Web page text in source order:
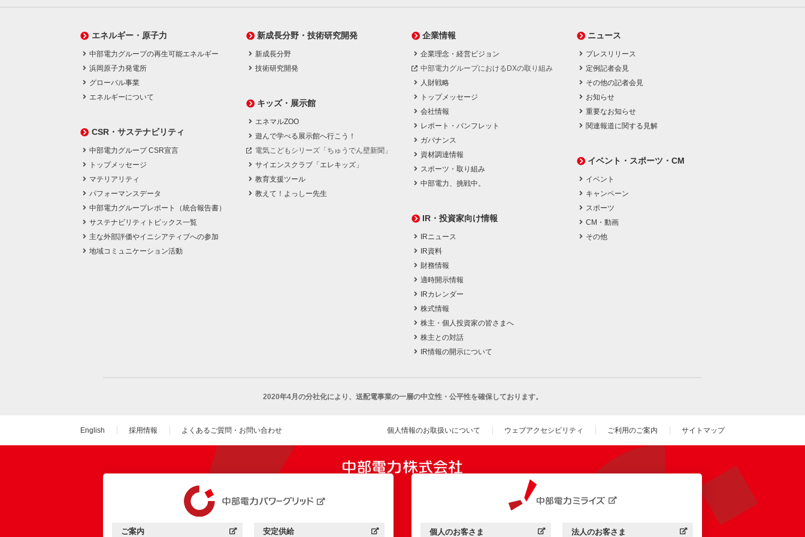
エネルギー・原子力
中部電力グループの再生可能エネルギー
浜岡原子力発電所
グローバル事業
エネルギーについて
CSR・サステナビリティ
中部電力グループ CSR宣言
トップメッセージ
マテリアリティ
パフォーマンスデータ
中部電力グループレポート（統合報告書）
サステナビリティトピックス一覧
主な外部評価やイニシアティブへの参加
地域コミュニケーション活動
新成長分野・技術研究開発
新成長分野
技術研究開発
キッズ・展示館
エネマルZOO
遊んで学べる展示館へ行こう！
電気こどもシリーズ「ちゅうでん壁新聞」
サイエンスクラブ「エレキッズ」
教育支援ツール
教えて！よっしー先生
企業情報
企業理念・経営ビジョン
中部電力グループにおけるDXの取り組み
人財戦略
トップメッセージ
会社情報
レポート・パンフレット
ガバナンス
資材調達情報
スポーツ・取り組み
中部電力、挑戦中。
IR・投資家向け情報
IRニュース
IR資料
財務情報
適時開示情報
IRカレンダー
株式情報
株主・個人投資家の皆さまへ
株主との対話
IR情報の開示について
ニュース
プレスリリース
定例記者会見
その他の記者会見
お知らせ
重要なお知らせ
関連報道に関する見解
イベント・スポーツ・CM
イベント
キャンペーン
スポーツ
CM・動画
その他
2020年4月の分社化により、 送配電事業の一層の中立性・公平性を確保しております。
English 採用情報 よくあるご質問・お問い合わせ 個人情報のお取扱いについて ウェブアクセシビリティ ご利用のご案内 サイトマップ
中部電力パワーグリッド：
ご案内
（新しいウィンドウを開きます） 中部電力パワーグリッド：
安定供給
（新しいウィンドウを開きます） 中部電力ミライズ：
個人のお客さま
（新しいウィンドウを開きます） 中部電力ミライズ：
法人のお客さま
（新しいウィンドウを開きます）